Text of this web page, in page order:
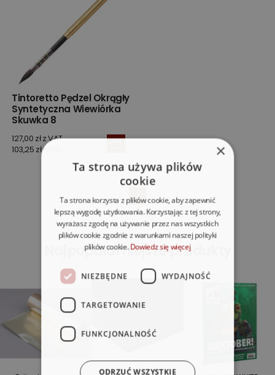
Tintoretto Pędzel Okrągły
Syntetyczna Wiewiórka
Skuwka 8
127,00 zł z VAT
103,25 zł netto
1
Najpopularniejsze produkty
×
Ta strona używa plików
cookie
Ta strona korzysta z plików cookie, aby zapewnić
lepszą wygodę użytkowania. Korzystając z tej strony,
wyrażasz zgodę na używanie przez nas wszystkich
plików cookie zgodnie z warunkami naszej polityki
plików cookie.Dowiedz się więcej
NIEZBĘDNE WYDAJNOŚĆ
TARGETOWANIE
FUNKCJONALNOŚĆ
ODRZUĆ WSZYSTKIE